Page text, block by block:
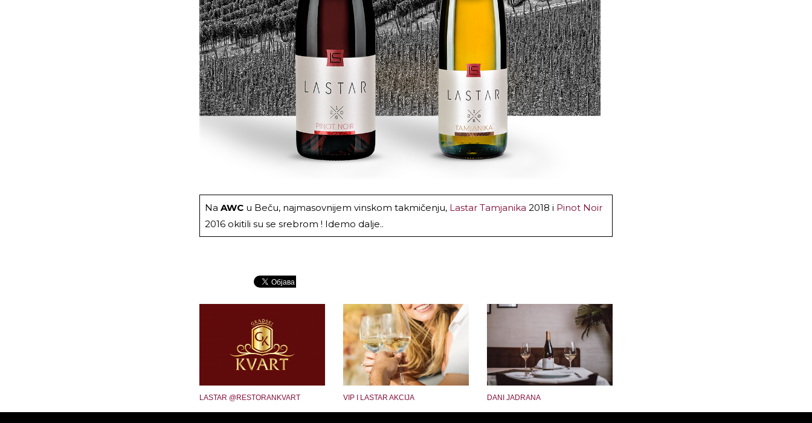
Na AWCu Beču, najmasovnijem vinskom takmičenju, Lastar Tamjanika 2018 i Pinot Noir
2016 okitili su se srebrom ! Idemo dalje..
LASTAR @RESTORANKVART VIP I LASTAR AKCIJA DANI JADRANA